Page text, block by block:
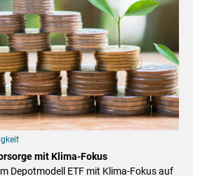
mit Klima-Fokus
Depotmodell ETF mit Klima-Fokus auf